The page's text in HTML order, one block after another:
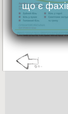
що є